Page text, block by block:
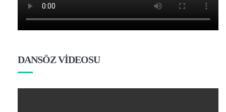
DANSÖZ VİDEOSU